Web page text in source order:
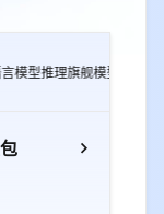
模型推理旗舰模型